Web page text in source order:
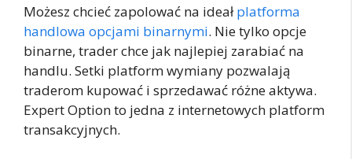
Możesz chcieć zapolować na ideałplatforma
handlowa opcjami binarnymi. Nie tylko opcje
binarne, trader chce jak najlepiej zarabiać na
handlu. Setki platform wymiany pozwalają
traderom kupować i sprzedawać różne aktywa.
Expert Option to jedna z internetowych platform
transakcyjnych.